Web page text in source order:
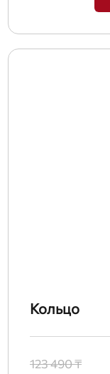
Кольцо
123 490 ₸